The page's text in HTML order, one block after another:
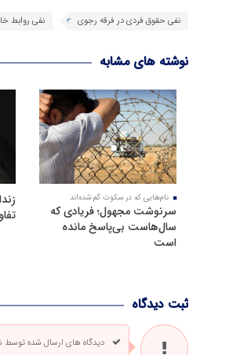
نفی حقوق فردی در فرقه رجوی نفی روابط
نوشته های مشابه
نام‌هایی که در سکوت گم شده‌اند
سرنوشت مجهول؛ فریادی که
سال‌هاست بی‌پاسخ مانده
است
ثبت دیدگاه
دیدگاه های ارسال شده